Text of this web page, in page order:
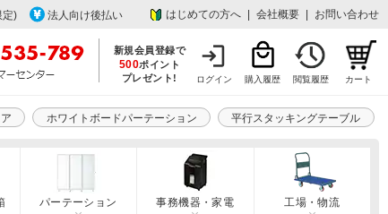
定) 法人向け後払い はじめての方へ 会社概要 お問い合わせ
新規会員登録で
500ポイント
プレゼント!
ログイン 購入履歴 閲覧履歴 カート
ホワイトボードパーテーション 平行スタッキングテーブル
パーテーション 事務機器・家電 工場・物流